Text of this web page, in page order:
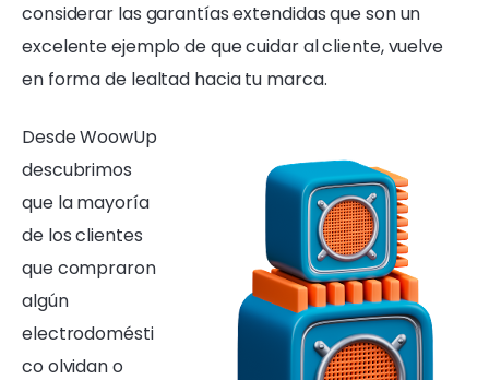
considerar las garantías extendidas que son un
excelente ejemplo de que cuidar al cliente, vuelve
en forma de lealtad hacia tu marca.
Desde WoowUp
descubrimos
que la mayoría
de los clientes
que compraron
algún
electrodomésti
co olvidan o